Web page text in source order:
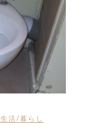
生活/暮らし